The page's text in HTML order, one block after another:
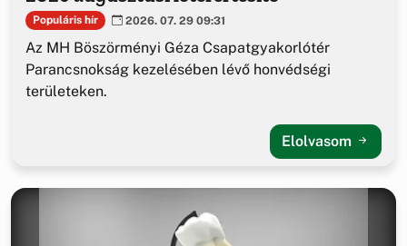
Populáris hír 2026. 07. 29 09:31
Az MH Böszörményi Géza Csapatgyakorlótér
Parancsnokság kezelésében lévő honvédségi
területeken.
Elolvasom